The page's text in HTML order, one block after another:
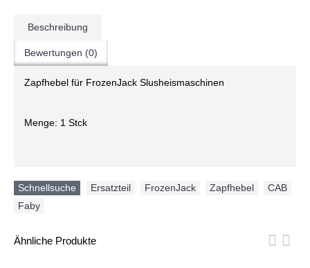
Beschreibung
Bewertungen (0)
Zapfhebel für FrozenJack Slusheismaschinen
Menge: 1 Stck
Schnellsuche Ersatzteil FrozenJack Zapfhebel CAB
Faby
Ähnliche Produkte